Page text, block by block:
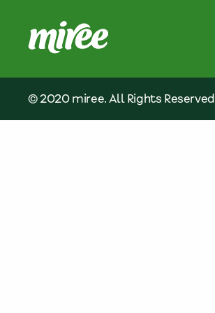
© 2020 miree. All Rights Reserved